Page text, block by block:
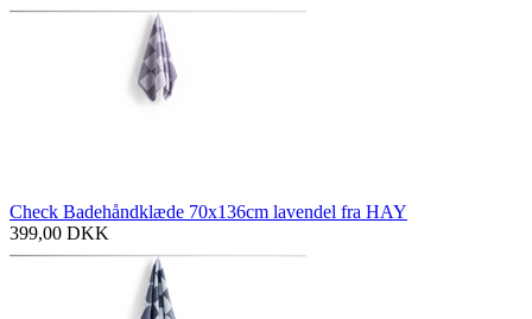
Check Badehåndklæde 70x136cm lavendel fra HAY
399,00 DKK